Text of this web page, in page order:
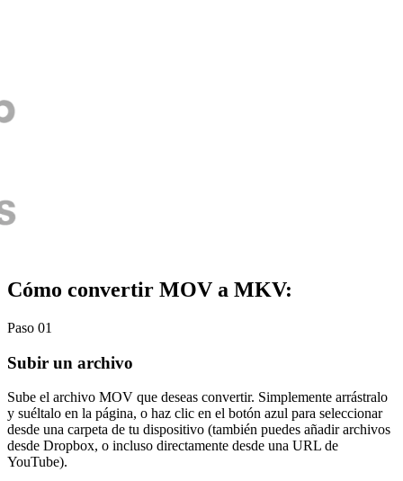
Cómo convertir MOV a MKV:
Paso 01
Subir un archivo
Sube el archivo MOV que deseas convertir. Simplemente arrástralo
y suéltalo en la página, o haz clic en el botón azul para seleccionar
desde una carpeta de tu dispositivo (también puedes añadir archivos
desde Dropbox, o incluso directamente desde una URL de
YouTube).